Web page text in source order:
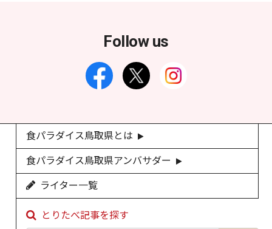
Follow us
食パラダイス鳥取県とは
食パラダイス鳥取県アンバサダー
ライター一覧
とりたべ記事を探す